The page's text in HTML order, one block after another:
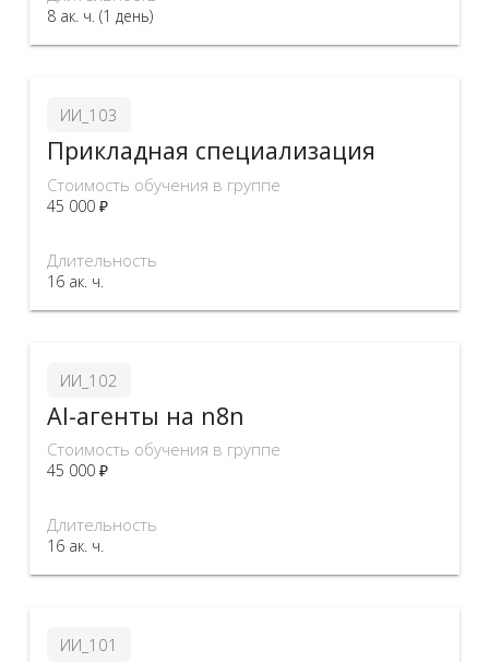
8 ак. ч. (1 день)
ИИ_103
Прикладная специализация
Стоимость обучения в группе
45 000 ₽
Длительность
16 ак. ч.
ИИ_102
AI-агенты на n8n
Стоимость обучения в группе
45 000 ₽
Длительность
16 ак. ч.
ИИ_101